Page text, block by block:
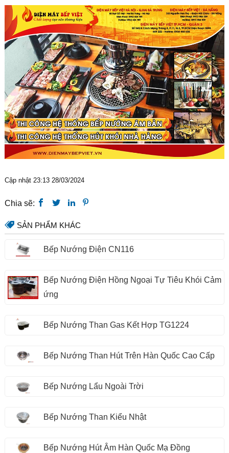
Cập nhật 23:13 28/03/2024
Chia sẽ:
SẢN PHẨM KHÁC
Bếp Nướng Điện CN116
Bếp Nướng Điện Hồng Ngoại Tự Tiêu Khói Cảm
ứng
Bếp Nướng Than Gas Kết Hợp TG1224
Bếp Nướng Than Hút Trên Hàn Quốc Cao Cấp
Bếp Nướng Lẩu Ngoài Trời
Bếp Nướng Than Kiểu Nhật
Bếp Nướng Hút Âm Hàn Quốc Mạ Đồng